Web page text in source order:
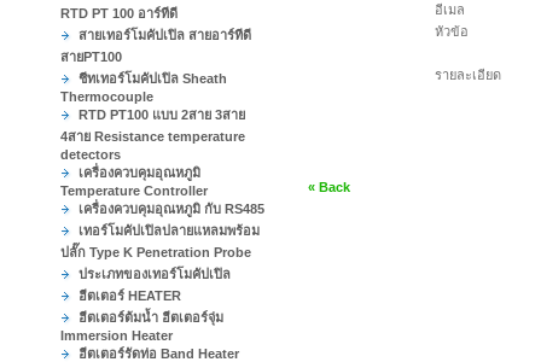
RTD PT 100 อาร์ทีดี
สายเทอร์โมคัปเปิล สายอาร์ทีดี
สายPT100
ชีทเทอร์โมคัปเปิล Sheath
Thermocouple
RTD PT100 แบบ 2สาย 3สาย
4สาย Resistance temperature
detectors
เครื่องควบคุมอุณหภูมิ
Temperature Controller
เครื่องควบคุมอุณหภูมิ กับ RS485
เทอร์โมคัปเปิลปลายแหลมพร้อม
ปลั๊ก Type K Penetration Probe
ประเภทของเทอร์โมคัปเปิล
ฮีตเตอร์ HEATER
ฮีตเตอร์ต้มน้ำ ฮีตเตอร์จุ่ม
Immersion Heater
ฮีตเตอร์รัดท่อ Band Heater
อีเมล
หัวข้อ
รายละเอียด
« Back